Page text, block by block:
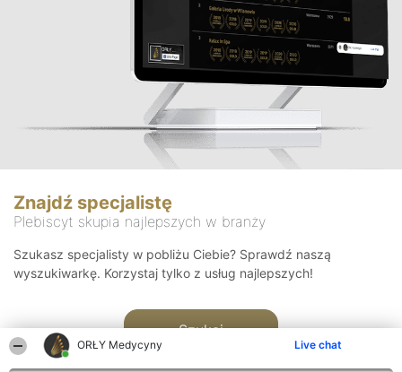
ORŁY Medycyny Live chat
Znajdź specjalistę
Plebiscyt skupia najlepszych w branży
Szukasz specjalisty w pobliżu Ciebie? Sprawdź naszą
wyszukiwarkę. Korzystaj tylko z usług najlepszych!
Szukaj